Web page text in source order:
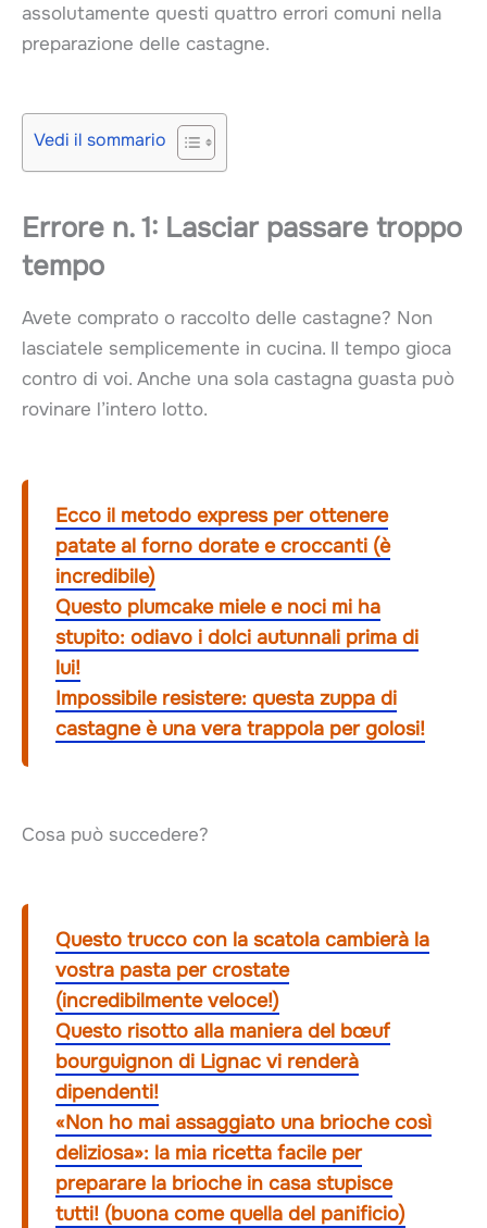
assolutamente questi quattro errori comuni nella
preparazione delle castagne.
Vedi il sommario
Errore n. 1: Lasciar passare troppo
tempo
Avete comprato o raccolto delle castagne? Non
lasciatele semplicemente in cucina. Il tempo gioca
contro di voi. Anche una sola castagna guasta può
rovinare l’intero lotto.
Ecco il metodo express per ottenere
patate al forno dorate e croccanti (è
incredibile)
Questo plumcake miele e noci mi ha
stupito: odiavo i dolci autunnali prima di
lui!
Impossibile resistere: questa zuppa di
castagne è una vera trappola per golosi!
Cosa può succedere?
Questo trucco con la scatola cambierà la
vostra pasta per crostate
(incredibilmente veloce!)
Questo risotto alla maniera del bœuf
bourguignon di Lignac vi renderà
dipendenti!
«Non ho mai assaggiato una brioche così
deliziosa»: la mia ricetta facile per
preparare la brioche in casa stupisce
tutti! (buona come quella del panificio)